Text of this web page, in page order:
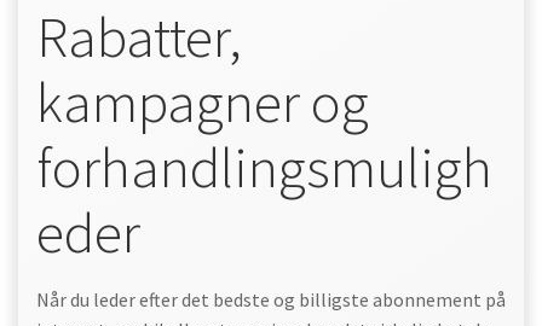
Rabatter,
kampagner og
forhandlingsmuligh
eder
Når du leder efter det bedste og billigste abonnement på